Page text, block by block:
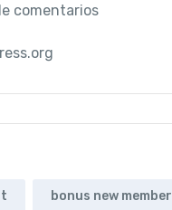
comentarios
bonus new member